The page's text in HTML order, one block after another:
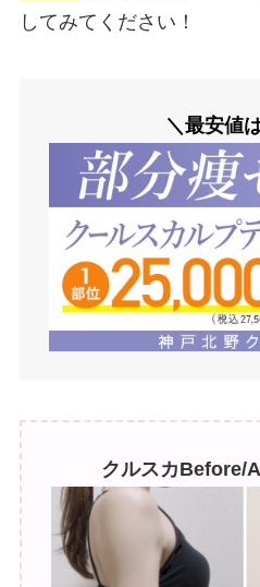
してみてください！
＼最安値
クルスカBefore/